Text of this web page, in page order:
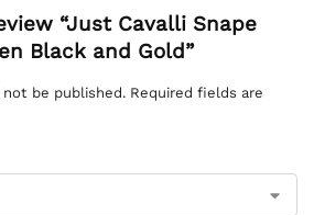
“Just Cavalli Snape
Black and Gold”
be published. Required fields are